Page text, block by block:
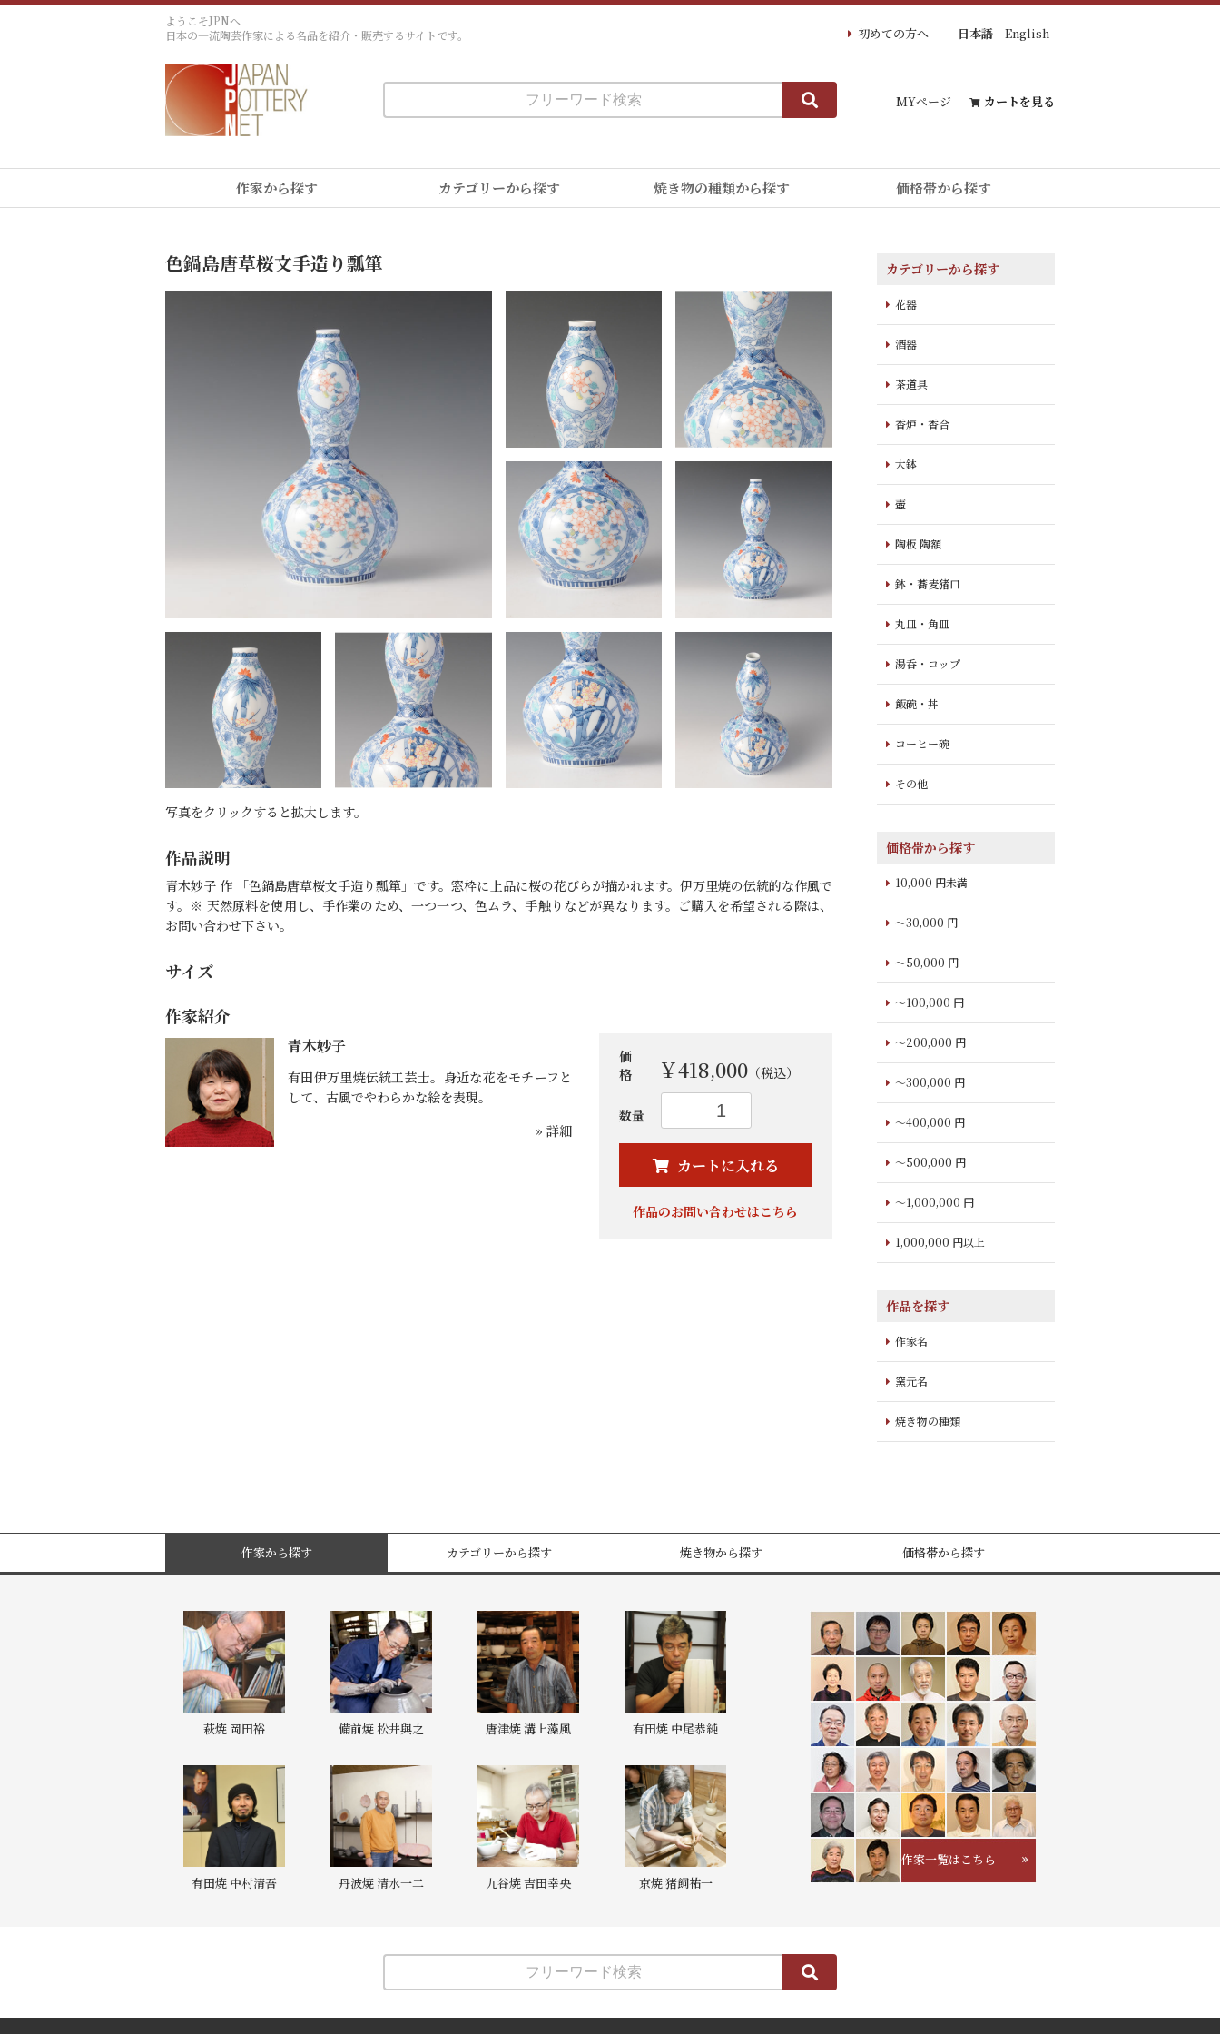
ようこそJPNへ
日本の一流陶芸作家による名品を紹介・販売するサイトです。
初めての方へ 日本語 English
MYページ カートを見る
作家から探す カテゴリーから探す 焼き物の種類から探す 価格帯から探す
色鍋島唐草桜文手造り瓢箪
写真をクリックすると拡大します。
作品説明
青木妙子 作 「色鍋島唐草桜文手造り瓢箪」です。窓枠に上品に桜の花びらが描かれます。伊万里焼の伝統的な作風で
す。※ 天然原料を使用し、手作業のため、一つ一つ、色ムラ、手触りなどが異なります。ご購入を希望される際は、
お問い合わせ下さい。
サイズ
作家紹介
青木妙子
有田伊万里焼伝統工芸士。身近な花をモチーフと
して、古風でやわらかな絵を表現。
» 詳細
価
格
￥418,000（税込）
数量
カートに入れる
お買い物を続ける カートへ進む
作品のお問い合わせはこちら
カテゴリーから探す
花器
酒器
茶道具
香炉・香合
大鉢
壺
陶板 陶額
鉢・蕎麦猪口
丸皿・角皿
湯呑・コップ
飯碗・丼
コーヒー碗
その他
価格帯から探す
10,000 円未満
～30,000 円
～50,000 円
～100,000 円
～200,000 円
～300,000 円
～400,000 円
～500,000 円
～1,000,000 円
1,000,000 円以上
作品を探す
作家名
窯元名
焼き物の種類
作家から探す カテゴリーから探す 焼き物から探す 価格帯から探す
萩焼 岡田裕 備前焼 松井與之 唐津焼 溝上藻風 有田焼 中尾恭純
有田焼 中村清吾 丹波焼 清水一二 九谷焼 吉田幸央 京焼 猪飼祐一
作家一覧はこちら